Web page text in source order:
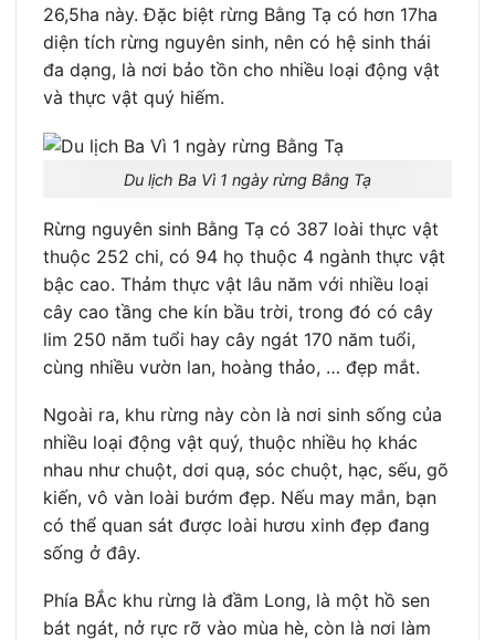
26,5ha này. Đặc biệt rừng Bằng Tạ có hơn 17ha
diện tích rừng nguyên sinh, nên có hệ sinh thái
đa dạng, là nơi bảo tồn cho nhiều loại động vật
và thực vật quý hiếm.
Du lịch Ba Vì 1 ngày rừng Bằng Tạ
Rừng nguyên sinh Bằng Tạ có 387 loài thực vật
thuộc 252 chi, có 94 họ thuộc 4 ngành thực vật
bậc cao. Thảm thực vật lâu năm với nhiều loại
cây cao tầng che kín bầu trời, trong đó có cây
lim 250 năm tuổi hay cây ngát 170 năm tuổi,
cùng nhiều vườn lan, hoàng thảo, … đẹp mắt.
Ngoài ra, khu rừng này còn là nơi sinh sống của
nhiều loại động vật quý, thuộc nhiều họ khác
nhau như chuột, dơi quạ, sóc chuột, hạc, sếu, gõ
kiến, vô vàn loài bướm đẹp. Nếu may mắn, bạn
có thể quan sát được loài hươu xinh đẹp đang
sống ở đây.
Phía BẮc khu rừng là đầm Long, là một hồ sen
bát ngát, nở rực rỡ vào mùa hè, còn là nơi làm